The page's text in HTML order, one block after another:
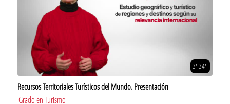
3' 34''
Recursos Territoriales Turísticos del Mundo. Presentación
Grado en Turismo